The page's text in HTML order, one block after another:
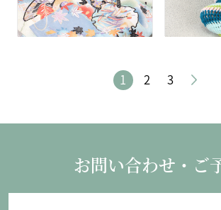
1 2 3
お問い合わせ・ご